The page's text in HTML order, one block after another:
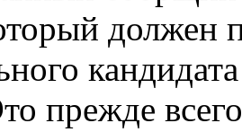
должен
прежде